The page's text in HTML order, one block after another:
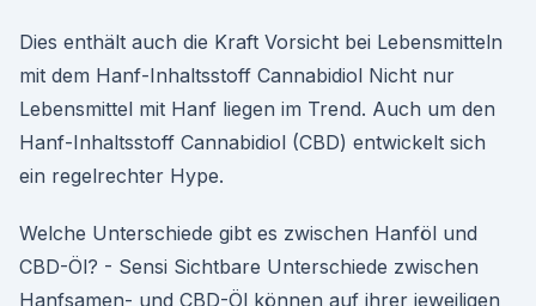
Dies enthält auch die Kraft Vorsicht bei Lebensmitteln
mit dem Hanf-Inhaltsstoff Cannabidiol Nicht nur
Lebensmittel mit Hanf liegen im Trend. Auch um den
Hanf-Inhaltsstoff Cannabidiol (CBD) entwickelt sich
ein regelrechter Hype.
Welche Unterschiede gibt es zwischen Hanföl und
CBD-Öl? - Sensi Sichtbare Unterschiede zwischen
Hanfsamen- und CBD-Öl können auf ihrer jeweiligen